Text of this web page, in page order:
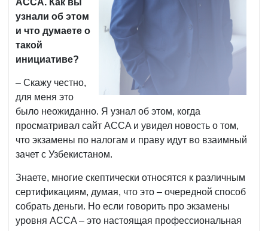
узнали об этом
и что думаете о
такой
инициативе?
– Скажу честно,
для меня это
было неожиданно. Я узнал об этом, когда
просматривал сайт ACCA и увидел новость о том,
что экзамены по налогам и праву идут во взаимный
зачет с Узбекистаном.
Знаете, многие скептически относятся к различным
сертификациям, думая, что это – очередной способ
собрать деньги. Но если говорить про экзамены
уровня ACCA – это настоящая профессиональная